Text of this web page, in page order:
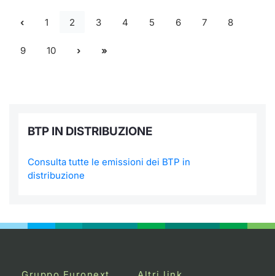
1 2 3 4 5 6 7 8
9 10
BTP IN DISTRIBUZIONE
Consulta tutte le emissioni dei BTP in
distribuzione